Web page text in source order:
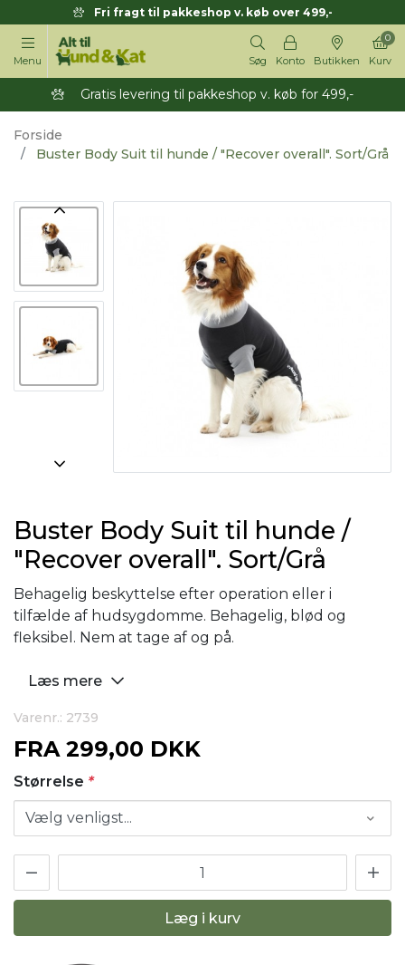
Fri fragt til pakkeshop v. køb over 499,-
Menu Søg Konto Butikken Kurv
0
Gratis levering til pakkeshop v. køb for 499,-
Forside
Buster Body Suit til hunde / "Recover overall". Sort/Grå
Buster Body Suit til hunde /
"Recover overall". Sort/Grå
Behagelig beskyttelse efter operation eller i
tilfælde af hudsygdomme. Behagelig, blød og
fleksibel. Nem at tage af og på.
Læs mere
Varenr.: 2739
FRA 299,00 DKK
Størrelse *
Læg i kurv